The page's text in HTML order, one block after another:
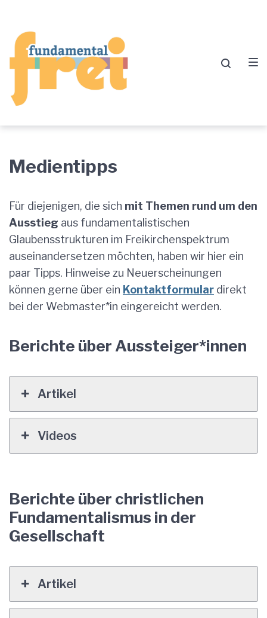
springen
springen
springen
Medientipps
Medientipps
Für diejenigen, die sich mit Themen rund um den
Ausstieg aus fundamentalistischen
Glaubensstrukturen im Freikirchenspektrum
auseinandersetzen möchten, haben wir hier ein
paar Tipps. Hinweise zu Neuerscheinungen
können gerne über ein Kontaktformular direkt
bei der Webmaster*in eingereicht werden.
Berichte über Aussteiger*innen
Artikel
Videos
Berichte über christlichen
Fundamentalismus in der
Gesellschaft
Artikel